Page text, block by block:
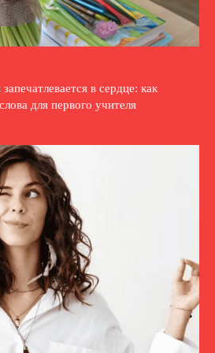
в сердце: как
для первого учителя